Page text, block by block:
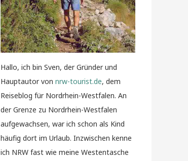
Hallo, ich bin Sven, der Gründer und
Hauptautor von nrw-tourist.de, dem
Reiseblog für Nordrhein-Westfalen. An
der Grenze zu Nordrhein-Westfalen
aufgewachsen, war ich schon als Kind
häufig dort im Urlaub. Inzwischen kenne
ich NRW fast wie meine Westentasche